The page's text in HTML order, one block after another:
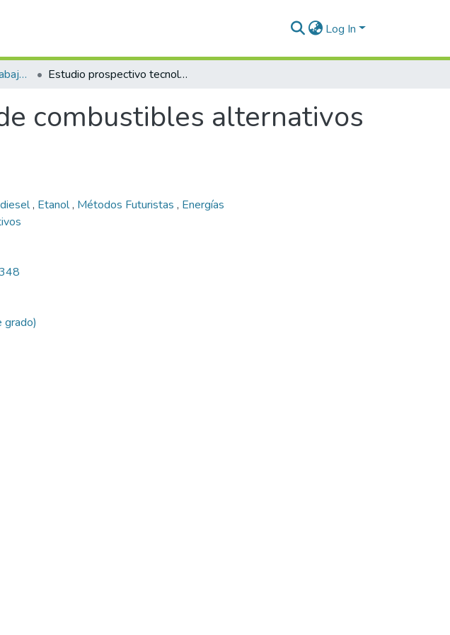
Log In
Ingeniería Mecánica (trabajo de grado) Estudio prospectivo tecnológico de combustibles alternativos para automóviles
combustibles alternativos
, Etanol, Métodos Futuristas , Energías
grado)